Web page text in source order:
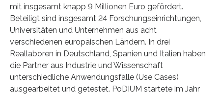
mit insgesamt knapp 9 Millionen Euro gefördert.
Beteiligt sind insgesamt 24 Forschungseinrichtungen,
Universitäten und Unternehmen aus acht
verschiedenen europäischen Ländern. In drei
Reallaboren in Deutschland, Spanien und Italien haben
die Partner aus Industrie und Wissenschaft
unterschiedliche Anwendungsfälle (Use Cases)
ausgearbeitet und getestet. PoDIUM startete im Jahr